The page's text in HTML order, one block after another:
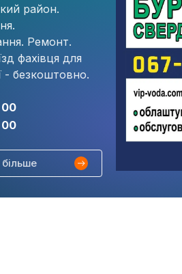
район.
Ремонт.
фахівця для
- безкоштовно.
00
00